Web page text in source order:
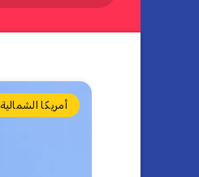
أمريكا الشمالية